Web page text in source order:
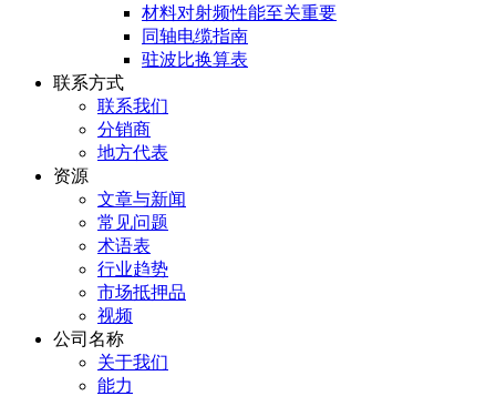
材料对射频性能至关重要
同轴电缆指南
驻波比换算表
联系方式
联系我们
分销商
地方代表
资源
文章与新闻
常见问题
术语表
行业趋势
市场抵押品
视频
公司名称
关于我们
能力